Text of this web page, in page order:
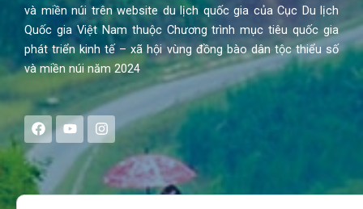
và miền núi trên website du lịch quốc gia của Cục Du lịch
Quốc gia Việt Nam thuộc Chương trình mục tiêu quốc gia
phát triển kinh tế – xã hội vùng đồng bào dân tộc thiểu số
và miền núi năm 2024
F
a
c
e
b
o
Y
o
u
t
u
b
I
n
s
a
g
Search